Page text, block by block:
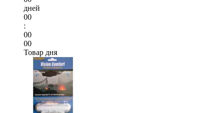
дней
00
:
00
00
Товар дня